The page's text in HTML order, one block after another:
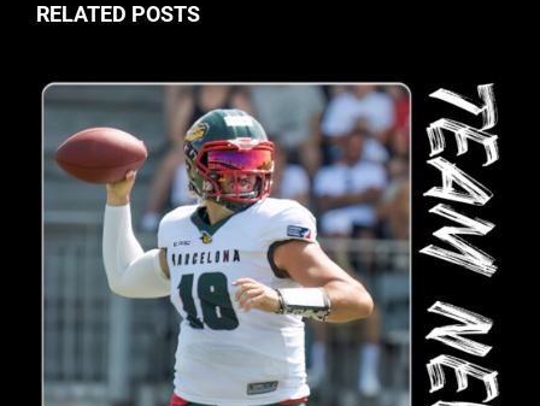
RELATED POSTS